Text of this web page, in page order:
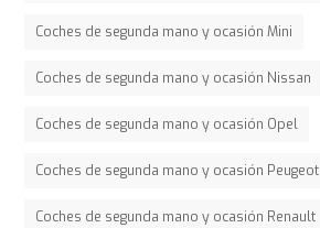
Coches de segunda mano y ocasión Mini
Coches de segunda mano y ocasión Nissan
Coches de segunda mano y ocasión Opel
Coches de segunda mano y ocasión Peugeot
Coches de segunda mano y ocasión Renault